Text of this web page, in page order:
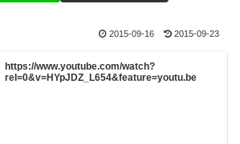
2015-09-16 2015-09-23
https://www.youtube.com/watch?
rel=0&v=HYpJDZ_L654&feature=youtu.be